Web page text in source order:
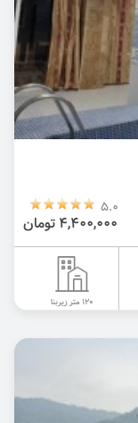
5.0
4,400,000 تومان
120 متر زیربنا